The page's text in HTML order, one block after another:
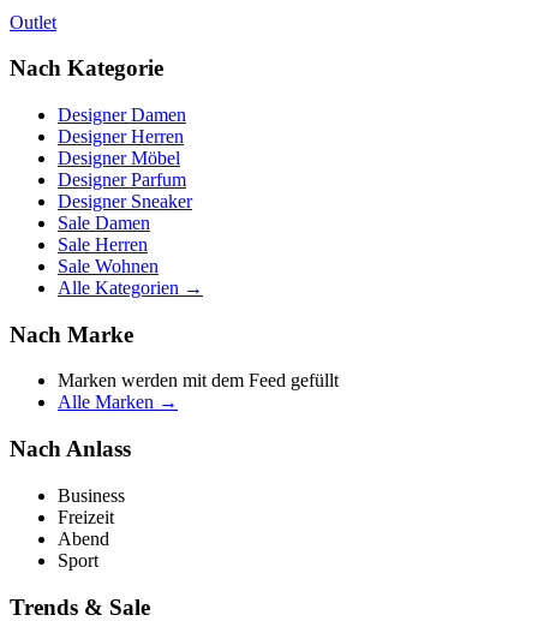
Outlet
Nach Kategorie
Designer Damen
Designer Herren
Designer Möbel
Designer Parfum
Designer Sneaker
Sale Damen
Sale Herren
Sale Wohnen
Alle Kategorien →
Nach Marke
Marken werden mit dem Feed gefüllt
Alle Marken →
Nach Anlass
Business
Freizeit
Abend
Sport
Trends & Sale